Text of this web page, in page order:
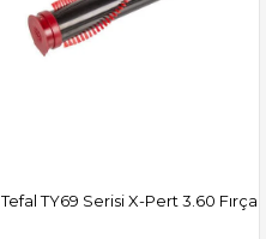
Tefal TY69 Serisi X-Pert 3.60 Fırça